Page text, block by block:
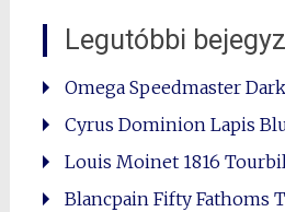
Legutóbbi
Omega Speedmaster
Cyrus Dominion Lapis
Louis Moinet 1816
Blancpain Fifty Fathoms